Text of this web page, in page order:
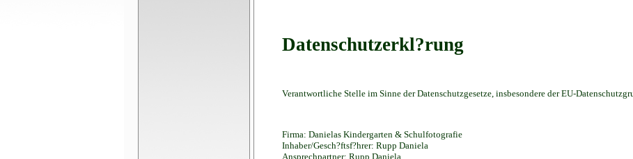
Datenschutzerkl?rung
Verantwortliche Stelle im Sinne der Datenschutzgesetze, insbesondere der EU-
Firma: Danielas Kindergarten & Schulfotografie
Inhaber/Gesch?ftsf?hrer: Rupp Daniela
Ansprechpartner: Rupp Daniela